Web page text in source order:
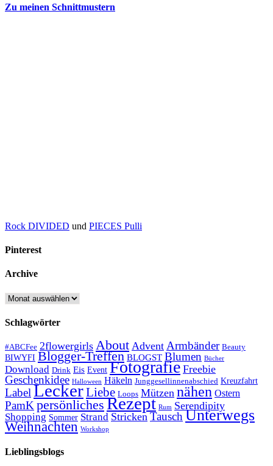
Zu meinen Schnittmustern
Rock DIVIDED und PIECES Pulli
Pinterest
Archive
Archive
Schlagwörter
#ABCFee 2flowergirls About Advent Armbänder Beauty
BIWYFI Blogger-Treffen BLOGST Blumen Bücher
Download Drink Eis Event Fotografie Freebie
Geschenkidee Halloween Häkeln Junggesellinnenabschied Kreuzfahrt
Label LeckerLiebe Loops Mützen nähen Ostern
PamK persönliches Rezept Rum Serendipity
Shopping Sommer Strand Stricken Tausch Unterwegs
Weihnachten Workshop
Lieblingsblogs